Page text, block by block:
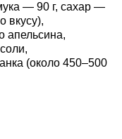
— 90 г, сахар —
вкусу),
апельсина,
(около 450–500